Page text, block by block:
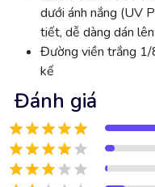
dưới ánh nắng (UV
tiết, dễ dàng dán
Đường viền trắng
kế
Đánh giá